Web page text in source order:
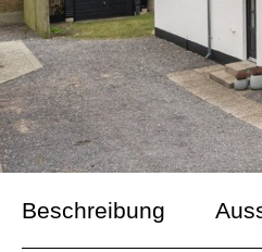
Beschreibung